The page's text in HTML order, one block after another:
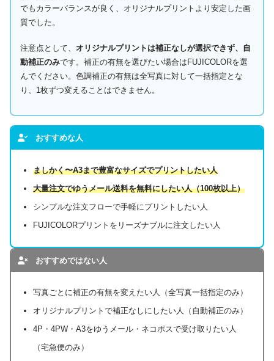
でもカラーバランスが良く、オリジナルプリントより安定した画
質でした。
注意点として、 オリジナルプリントは補正なしが選択できず、自
動補正のみです。補正の有無を選びたい場合はFUJICOLORを選
んでください。色調補正の有無は全写真に対して一括指定とな
り、1枚ずつ変えることはできません。
おすすめな人
ましかく〜A3まで豊富なサイズでプリントしたい人
大量注文でゆうメール送料を無料にしたい人（100枚以上）
シンプルな注文フローで手軽にプリントしたい人
FUJICOLORプリントをリーズナブルに注文したい人
おすすめではない人
写真ごとに補正の有無を変えたい人（全写真一括指定のみ）
オリジナルプリントで補正なしにしたい人（自動補正のみ）
4P・4PW・A3をゆうメール・ネコポスで受け取りたい人
（宅急便のみ）